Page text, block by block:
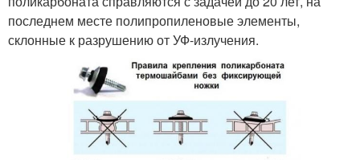
последнем месте полипропиленовые элементы,
склонные к разрушению от УФ-излучения.